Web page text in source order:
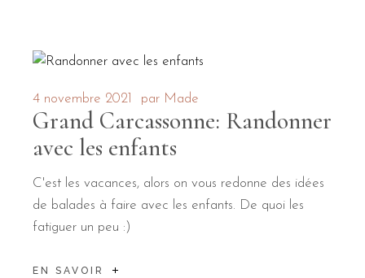
4 novembre 2021 par Made
Grand Carcassonne: Randonner
avec les enfants
C'est les vacances, alors on vous redonne des idées
de balades à faire avec les enfants. De quoi les
fatiguer un peu :)
EN SAVOIR